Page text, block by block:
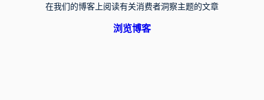
在我们的博客上阅读有关消费者洞察主题的文章
浏览博客